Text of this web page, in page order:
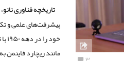
تاریخچه فناوری نانو
پیشرفت‌های علمی و
مانند ریچارد